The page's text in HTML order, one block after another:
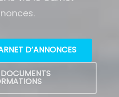
D’ANNONCES